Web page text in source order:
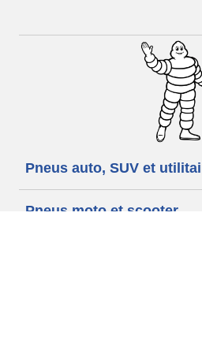
Pneus auto, SUV et
Pneus moto et scooter